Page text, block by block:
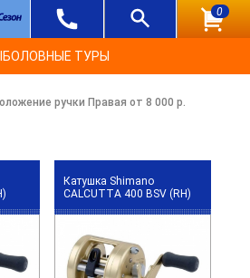
0
ТУРЫ
ручки Правая от 8 000 р.
Катушка Shimano
CALCUTTA 400 BSV (RH)